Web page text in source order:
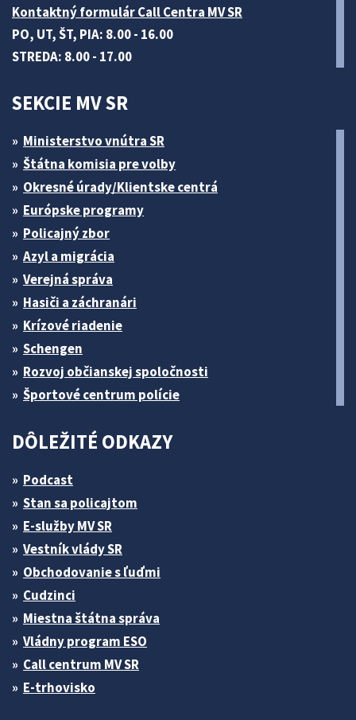
Kontaktný formulár Call Centra MV SR
PO, UT, ŠT, PIA: 8.00 - 16.00
STREDA: 8.00 - 17.00
SEKCIE MV SR
Ministerstvo vnútra SR
Štátna komisia pre volby
Okresné úrady/Klientske centrá
Európske programy
Policajný zbor
Azyl a migrácia
Verejná správa
Hasiči a záchranári
Krízové riadenie
Schengen
Rozvoj občianskej spoločnosti
Športové centrum polície
DÔLEŽITÉ ODKAZY
Podcast
Stan sa policajtom
E-služby MV SR
Vestník vlády SR
Obchodovanie s ľuďmi
Cudzinci
Miestna štátna správa
Vládny program ESO
Call centrum MV SR
E-trhovisko